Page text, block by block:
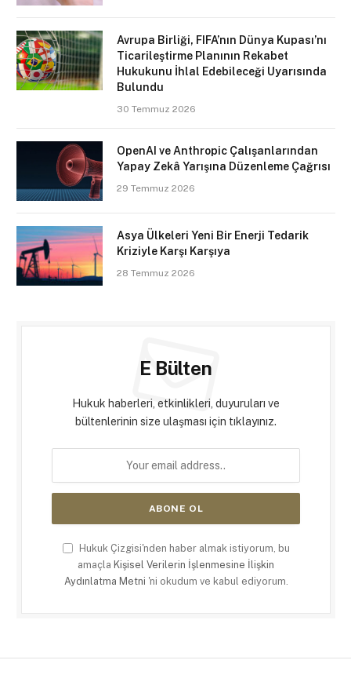
Avrupa Birliği, FIFA’nın Dünya Kupası’nı
Ticarileştirme Planının Rekabet
Hukukunu İhlal Edebileceği Uyarısında
Bulundu
30 Temmuz 2026
OpenAI ve Anthropic Çalışanlarından
Yapay Zekâ Yarışına Düzenleme Çağrısı
29 Temmuz 2026
Asya Ülkeleri Yeni Bir Enerji Tedarik
Kriziyle Karşı Karşıya
28 Temmuz 2026
E Bülten
Hukuk haberleri, etkinlikleri, duyuruları ve
bültenlerinin size ulaşması için tıklayınız.
Hukuk Çizgisi'nden haber almak istiyorum, bu
amaçla Kişisel Verilerin İşlenmesine İlişkin
Aydınlatma Metni 'ni okudum ve kabul ediyorum.